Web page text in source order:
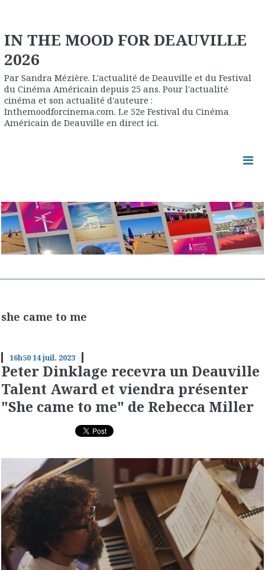
IN THE MOOD FOR DEAUVILLE
2026
Par Sandra Mézière. L'actualité de Deauville et du Festival
du Cinéma Américain depuis 25 ans. Pour l'actualité
cinéma et son actualité d'auteure :
Inthemoodforcinema.com. Le 52e Festival du Cinéma
Américain de Deauville en direct ici.
she came to me
16h5014juil. 2023
Peter Dinklage recevra un Deauville
Talent Award et viendra présenter
"She came to me" de Rebecca Miller